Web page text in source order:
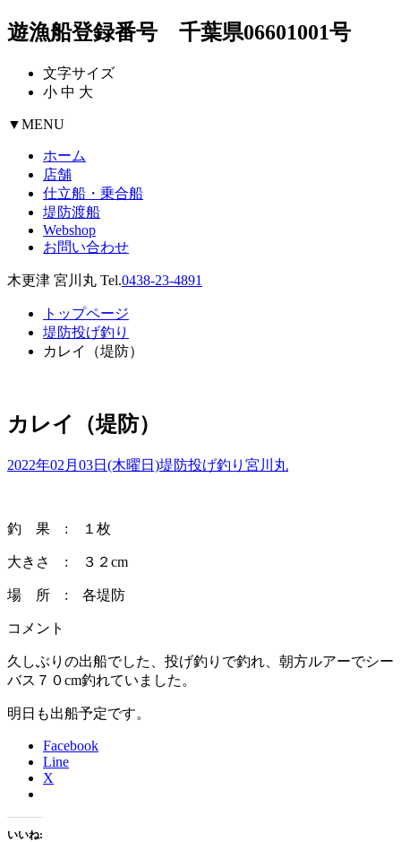
遊漁船登録番号 千葉県06601001号
文字サイズ
小 中 大
▼MENU
ホーム
店舗
仕立船・乗合船
堤防渡船
Webshop
お問い合わせ
木更津 宮川丸 Tel.0438-23-4891
トップページ
堤防投げ釣り
カレイ（堤防）
カレイ（堤防）
2022年02月03日(木曜日)堤防投げ釣り 宮川丸
釣 果 : １枚
大きさ : ３２cm
場 所 : 各堤防
コメント
久しぶりの出船でした、投げ釣りで釣れ、朝方ルアーでシー
バス７０cm釣れていました。
明日も出船予定です。
Facebook
Line
X
いいね: